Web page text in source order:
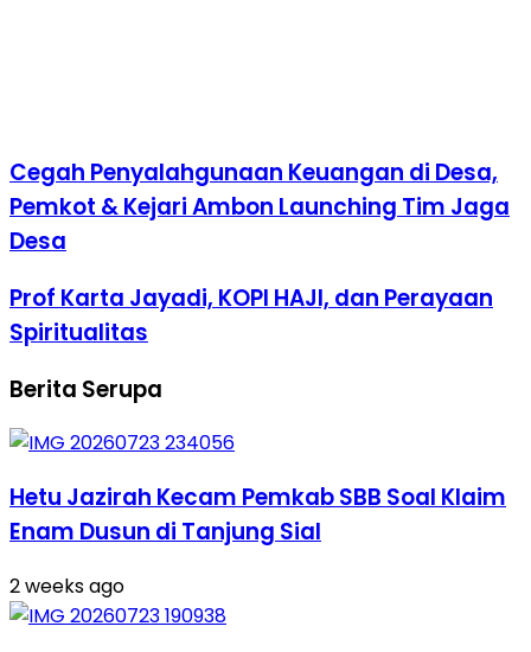
Cegah Penyalahgunaan Keuangan di Desa,
Pemkot & Kejari Ambon Launching Tim Jaga
Desa
Prof Karta Jayadi, KOPI HAJI, dan Perayaan
Spiritualitas
Berita Serupa
Hetu Jazirah Kecam Pemkab SBB Soal Klaim
Enam Dusun di Tanjung Sial
2 weeks ago